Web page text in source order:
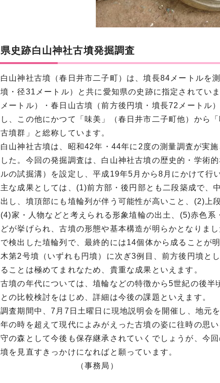
県史跡白山神社古墳発掘調査
白山神社古墳（春日井市二子町）は、墳長84メートルを
墳・径31メートル）と共に愛知県の史跡に指定されてい
メートル）・春日山古墳（前方後円墳・墳長72メートル
し、この他にかつて「味美」（春日井市二子町他）から
古墳群」と総称しています。
白山神社古墳は、昭和42年・44年に2度の測量調査が実
した。今回の発掘調査は、白山神社古墳の歴史的・学術
ルの試掘溝）を設定し、平成19年5月から8月にかけて行
主な成果としては、(1)前方部・後円部とも二段築成で、
出し、墳頂部にも埴輪列が伴う可能性が高いこと、(2)上
(4)家・人物などと考えられる形象埴輪の出土、(5)赤色
どが挙げられ、古墳の形態や基本構造が明らかとなりま
で検出した埴輪列で、最終的には14個体から成ることが
木第2号墳（いずれも円墳）に次ぎ3例目、前方後円墳と
ることは極めてまれなため、貴重な成果といえます。
古墳の年代については、埴輪などの特徴から5世紀の後
との比較検討をはじめ、詳細は今後の課題といえます。
調査期間中、7月7日土曜日に現地説明会を開催し、地元
年の時を超えて現代によみがえった古墳の姿に往時の思
守の森として今後も保存継承されていくでしょうが、今
墳を見直すきっかけになればと願っています。
（事務局）